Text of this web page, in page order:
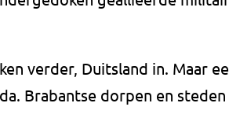
verder, Duitsland in. Maar
Brabantse dorpen en